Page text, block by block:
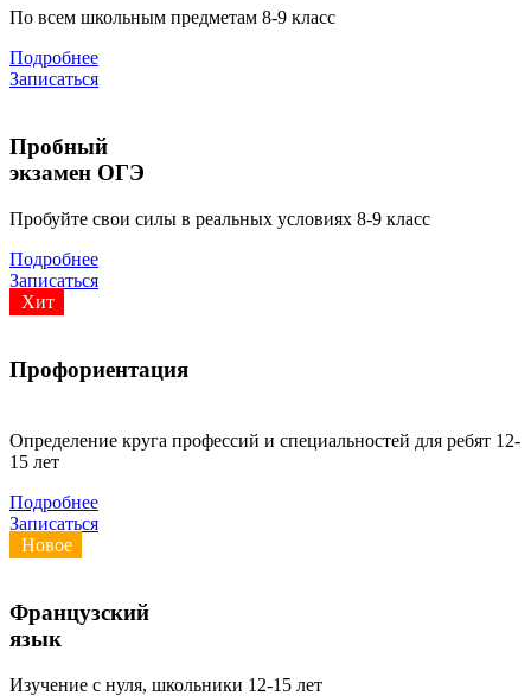
По всем школьным предметам 8-9 класс
Подробнее
Записаться
Пробный
экзамен ОГЭ
Пробуйте свои силы в реальных условиях 8-9 класс
Подробнее
Записаться
Хит
Профориентация
Определение круга профессий и специальностей для ребят 12-
15 лет
Подробнее
Записаться
Новое
Французский
язык
Изучение с нуля, школьники 12-15 лет